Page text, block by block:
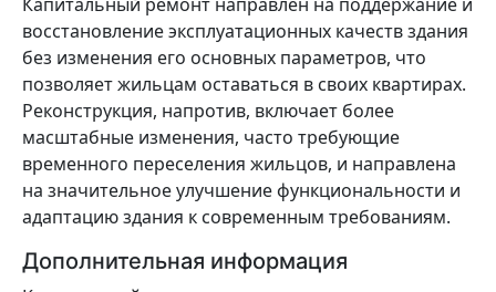
восстановление эксплуатационных качеств здания
без изменения его основных параметров, что
позволяет жильцам оставаться в своих квартирах.
Реконструкция, напротив, включает более
масштабные изменения, часто требующие
временного переселения жильцов, и направлена
на значительное улучшение функциональности и
адаптацию здания к современным требованиям.
Дополнительная информация